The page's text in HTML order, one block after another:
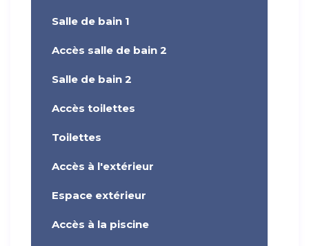
Salle de bain 1
Accès salle de bain 2
Salle de bain 2
Accès toilettes
Toilettes
Accès à l'extérieur
Espace extérieur
Accès à la piscine